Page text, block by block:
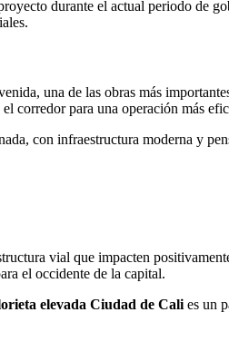
durante el actual periodo de
una de las obras más
corredor para una operación más
con infraestructura moderna y
vial que impacten
el occidente de la capital.
elevada Ciudad de Cali es un